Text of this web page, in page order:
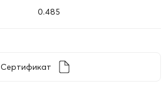
0.485
Сертификат